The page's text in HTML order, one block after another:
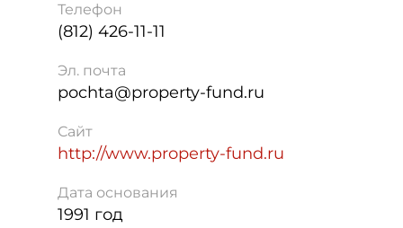
Телефон
(812) 426-11-11
Эл. почта
pochta@property-fund.ru
Сайт
http://www.property-fund.ru
Дата основания
1991 год